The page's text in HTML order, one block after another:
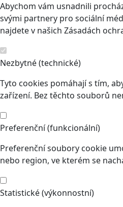
Abychom vám usnadnili
svými partnery pro sociální
najdete v našich Zásadách
Nezbytné (technické)
Tyto cookies pomáhají s tím,
zařízení. Bez těchto souborů
Preferenční (funkcionální)
Preferenční soubory cookie
nebo region, ve kterém se
Statistické (výkonnostní)